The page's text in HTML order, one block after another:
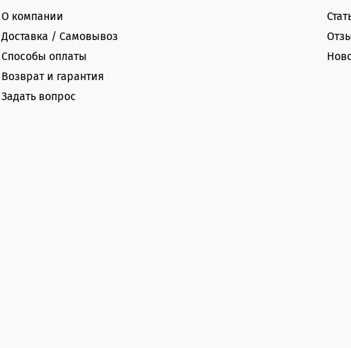
О компании
Доставка / Самовывоз
Способы оплаты
Возврат и гарантия
Задать вопрос